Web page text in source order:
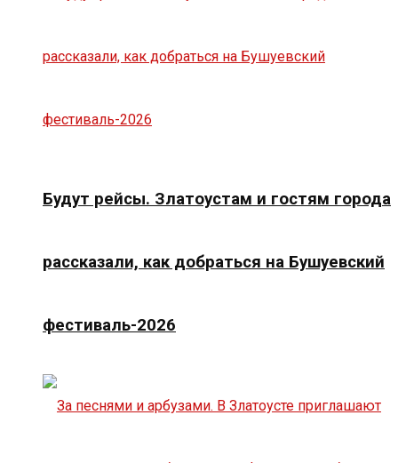
Будут рейсы. Златоустам и гостям города
рассказали, как добраться на Бушуевский
фестиваль-2026